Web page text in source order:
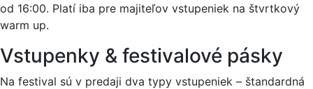
od 16:00. Platí iba pre majiteľov vstupeniek na štvrtkový
warm up.
Vstupenky & festivalové pásky
Na festival sú v predaji dva typy vstupeniek – štandardná